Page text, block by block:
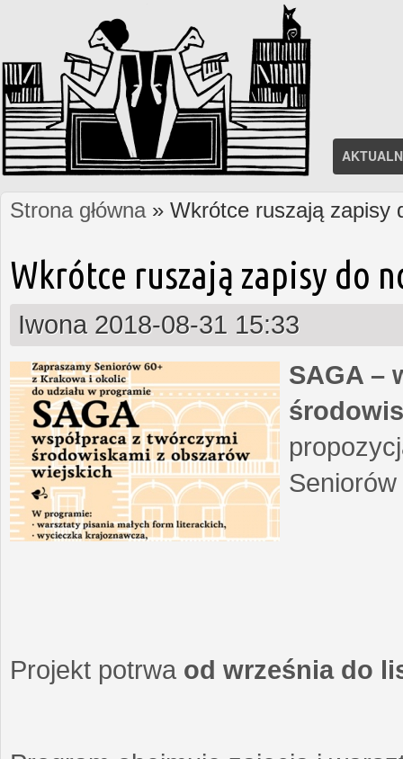
Jesteś tutaj
Strona główna» Wkrótce ruszają zapisy
Wkrótce ruszają zapisy do
Iwona 2018-08-31 15:33
SAGA –
Projekt potrwa od września do